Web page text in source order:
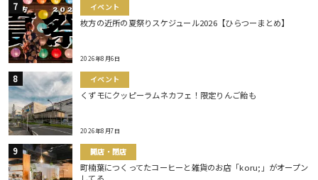
イベント
枚方の近所の夏祭りスケジュール2026【ひらつーまとめ】
2026年8月6日
イベント
くずモにクッピーラムネカフェ！限定りんご飴も
2026年8月7日
開店・閉店
町楠葉につくってたコーヒーと雑貨のお店「koru;」がオープン
してる